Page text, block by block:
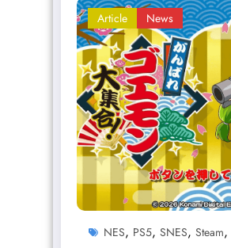
Article News
NES, PS5, SNES, Steam,